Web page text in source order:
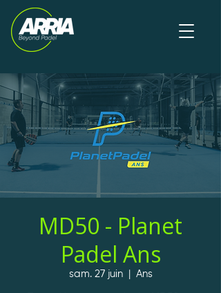
MD50 - Planet
Padel Ans
sam. 27 juin
  |
Ans